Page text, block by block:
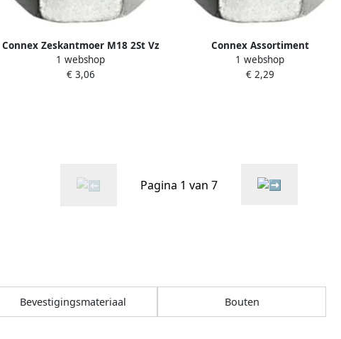
Connex Zeskantmoer M18 2St Vz
KY4220018
1 webshop
€ 3,06
Connex Assortiment
Zeskantmoeren 20St Vz
KY4220020
1 webshop
€ 2,29
Pagina 1 van 7
Bevestigingsmateriaal Bouten